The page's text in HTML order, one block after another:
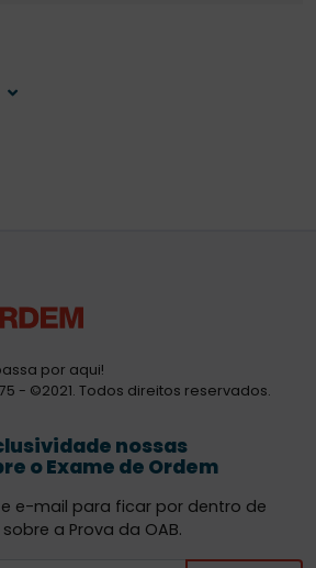
por aqui!
- ©2021. Todos direitos reservados.
nossas
o Exame de Ordem
e-mail para ficar por dentro de
a Prova da OAB.